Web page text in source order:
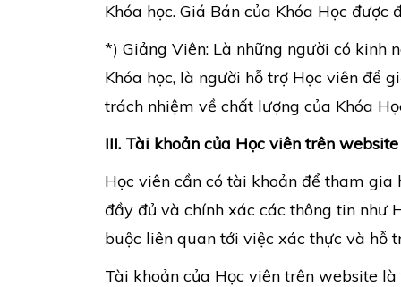
Khóa học. Giá Bán của Khóa Học
*) Giảng Viên: Là những người có kinh
Khóa học, là người hỗ trợ Học viên để
trách nhiệm về chất lượng của Khóa
III. Tài khoản của Học viên trên website
Học viên cần có tài khoản để tham
đầy đủ và chính xác các thông tin như
buộc liên quan tới việc xác thực và hỗ
Tài khoản của Học viên trên website